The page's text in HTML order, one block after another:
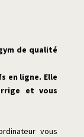
de qualité
en ligne. Elle
et vous
vous